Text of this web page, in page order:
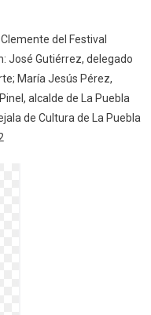
del Festival
José Gutiérrez, delegado
María Jesús Pérez,
alcalde de La Puebla
de Cultura de La Puebla